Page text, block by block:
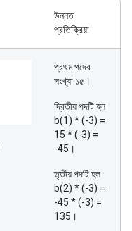
উন্নত
প্রতিক্রিয়া
প্রথম পদের
সংখ্যা ১৫।
দ্বিতীয় পদটি হল
b(1) * (-3) =
15 * (-3) =
-45।
তৃতীয় পদটি হল
b(2) * (-3) =
-45 * (-3) =
135।